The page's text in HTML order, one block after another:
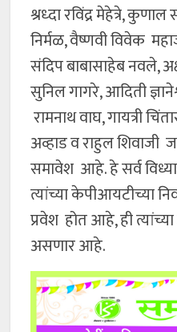
श्रध्दा रविंद्र मेहेत्रे,
निर्मळ, वैष्णवी विवेक
संदिप बाबासाहेब नवले,
सुनिल गागरे, आदिती
रामनाथ वाघ, गायत्री
अव्हाड व राहुल शिवाजी
समावेश आहे. हे सर्व
त्यांच्या केपीआयटीच्या
प्रवेश होत आहे, ही
असणार आहे.